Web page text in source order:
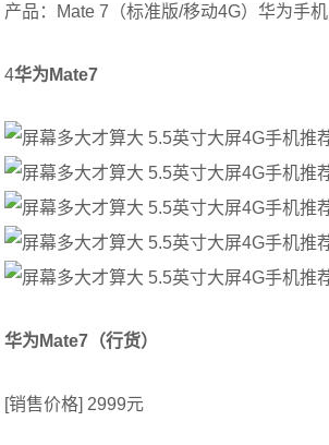
产品：Mate 7（标准版/移动4G）华为手机
4华为Mate7
华为Mate7（行货）
[销售价格] 2999元